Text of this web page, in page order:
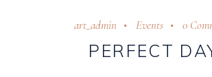
art_admin Events 0
PERFECT